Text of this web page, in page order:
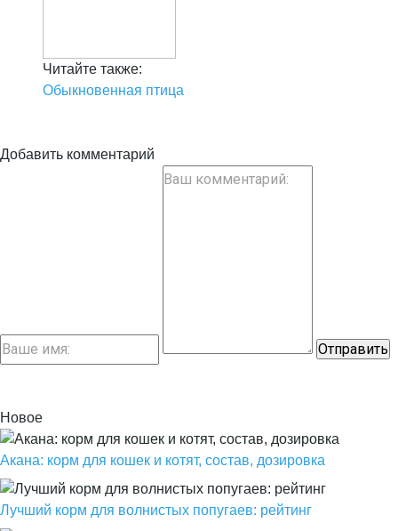
Читайте также:
Обыкновенная птица
Добавить комментарий
Новое
Акана: корм для кошек и котят, состав, дозировка
Лучший корм для волнистых попугаев: рейтинг